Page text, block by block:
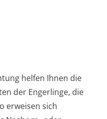
helfen Ihnen die
der Engerlinge, die
erweisen sich